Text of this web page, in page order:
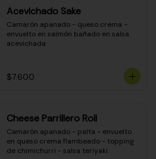
Acevichado Sake
Camarón apanado - queso crema -
envuelto en salmón bañado en salsa
acevichada
$7.600
Cheese Parrillero Roll
Camarón apanado - palta - envuelto
en queso crema flambeado - topping
de chimichurri - salsa teriyaki